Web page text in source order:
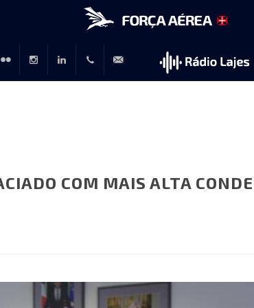
COM MAIS ALTA